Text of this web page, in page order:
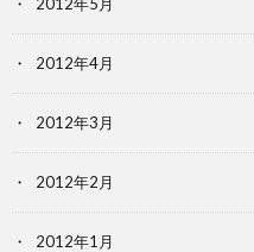
2012年4月
2012年3月
2012年2月
2012年1月